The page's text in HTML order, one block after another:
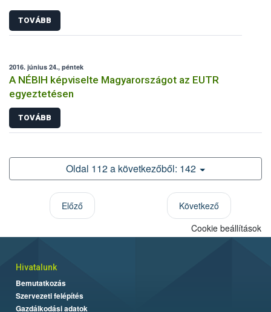
TOVÁBB
2016. június 24., péntek
A NÉBIH képviselte Magyarországot az EUTR
egyeztetésen
TOVÁBB
Oldal 112 a következőből: 142
Előző
Következő
Cookie beállítások
Hivatalunk
Bemutatkozás
Szervezeti felépítés
Gazdálkodási adatok